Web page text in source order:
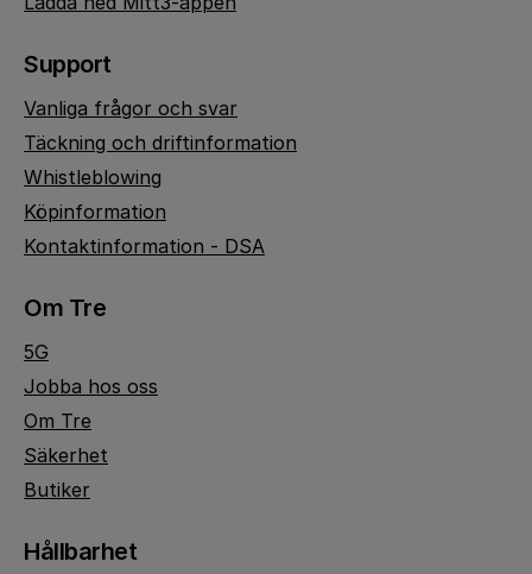
Support
Vanliga frågor och svar
Täckning och driftinformation
Whistleblowing
Köpinformation
Kontaktinformation - DSA
Om Tre
5G
Jobba hos oss
Om Tre
Säkerhet
Butiker
Hållbarhet